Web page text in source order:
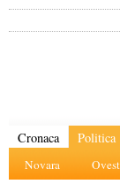
Cronaca Politica
Novara